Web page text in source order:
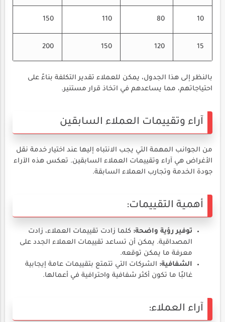
10
80
110
150
15
120
150
200
بالنظر إلى هذا الجدول، يمكن للعملاء تقدير التكلفة بناءً على
احتياجاتهم، مما يساعدهم في اتخاذ قرار مستنير.
آراء وتقييمات العملاء السابقين
من الجوانب المهمة التي يجب الانتباه إليها عند اختيار خدمة نقل
الأغراض هي آراء وتقييمات العملاء السابقين. تعكس هذه الآراء
جودة الخدمة وتجارب العملاء السابقة.
أهمية التقييمات:
توفير رؤية واضحة: كلما زادت تقييمات العملاء، زادت
المصداقية. يمكن أن تساعد تقييمات العملاء الجدد على
معرفة ما يمكن توقعه.
الشفافية: الشركات التي تتمتع بتقييمات عامة إيجابية
غالبًا ما تكون أكثر شفافية واحترافية في أعمالها.
آراء العملاء: